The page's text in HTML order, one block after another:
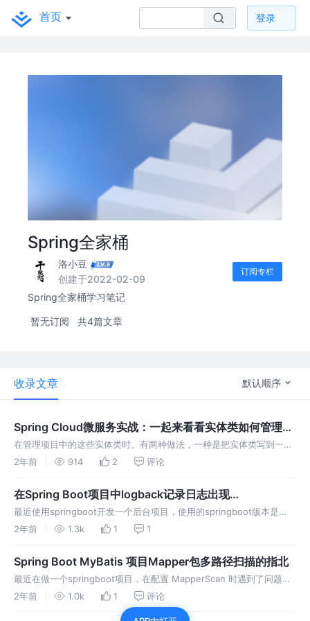
首页 登录
Spring全家桶
洛小豆
创建于2022-02-09
订阅专栏
Spring全家桶学习笔记
暂无订阅 共4篇文章
收录文章 默认顺序
Spring Cloud微服务实战：一起来看看实体类如何管理，
到底是“统一大本营”还是“各个为政”？
在管理项目中的这些实体类时。有两种做法，一种是把实体类写到一个
模块中，其他微服务引用这个模块，另外一种是实体类写到微服务中，
2年前 914 2 评论
在Spring Boot项目中logback记录日志出现
java.lang.IllegalStateException错误
最近使用springboot开发一个后台项目，使用的springboot版本是
2.4.0，使用Logback作为日志框架，项目启动的时候出现了
2年前 1.3k 1 1
Spring Boot MyBatis 项目Mapper包多路径扫描的指北
最近在做一个springboot项目，在配置 MapperScan 时遇到了问题，
mapper文件分别在两个不同的路径下，我应该怎么配置才能保证两者
2年前 1.0k 1 评论